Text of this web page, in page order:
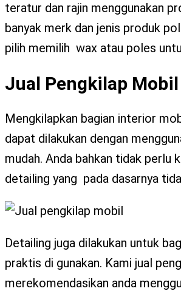
teratur dan rajin menggunakan
banyak merk dan jenis produk
pilih memilih wax atau poles
Jual Pengkilap
Mengkilapkan bagian interior
dapat dilakukan dengan
mudah. Anda bahkan tidak perlu
detailing yang pada dasarnya
Detailing juga dilakukan untuk
praktis di gunakan. Kami jual
merekomendasikan anda